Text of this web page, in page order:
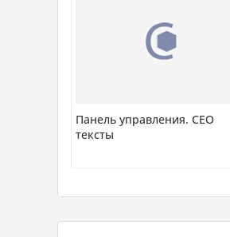
Панель управления. СЕО
тексты